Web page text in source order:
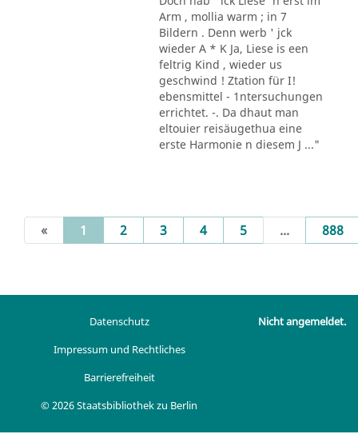
Arm , mollia warm ; in 7
Bildern . Denn werb ' jck
wieder A * K Ja, Liese is een
feltrig Kind , wieder us
geschwind ! Ztation für I!
ebensmittel - 1ntersuchungen
errichtet. -. Da dhaut man
eltouier reisäugethua eine
erste Harmonie n diesem J ..."
« 1 (current)
2 3 4 5 ... 888
Datenschutz
Impressum und Rechtliches
Barrierefreiheit
© 2026 Staatsbibliothek zu Berlin
Nicht angemeldet.